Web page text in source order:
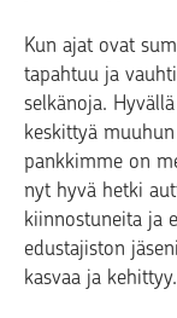
Kun ajat ovat
tapahtuu ja
selkänoja.
keskittyä
pankkimme on
nyt hyvä hetki
kiinnostuneita ja
edustajiston
kasvaa ja kehittyy.